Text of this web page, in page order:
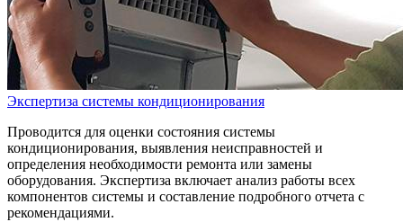
Экспертиза системы кондиционирования
Проводится для оценки состояния системы
кондиционирования, выявления неисправностей и
определения необходимости ремонта или замены
оборудования. Экспертиза включает анализ работы всех
компонентов системы и составление подробного отчета с
рекомендациями.